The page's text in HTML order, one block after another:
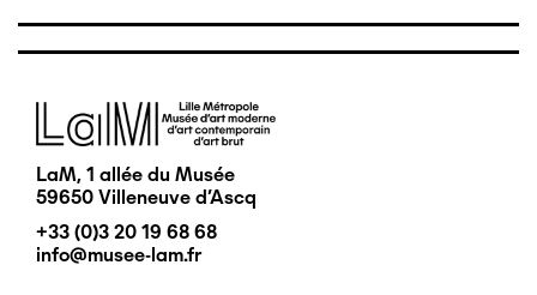
Image
LaM, 1 allée du Musée
59650 Villeneuve d'Ascq
+33 (0)3 20 19 68 68
info@musee-lam.fr